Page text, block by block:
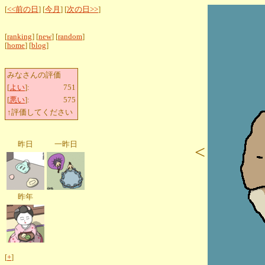
[<<前の日 ] [今月 ] [次の日>>]
[ranking] [new] [random]
[home] [blog]
みなさんの評価
[よい]:
751
[悪い]:
575
↑評価してください
昨日 一昨日
昨年
[+]
<